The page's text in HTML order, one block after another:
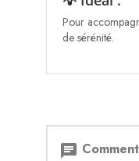
Pour
de sérénité.
chat